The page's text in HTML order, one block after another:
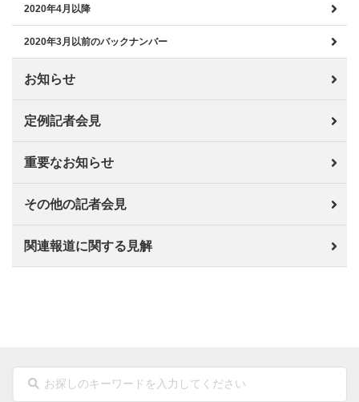
2020年4月以降
2020年3月以前のバックナンバー
お知らせ
定例記者会見
重要なお知らせ
その他の記者会見
関連報道に関する見解